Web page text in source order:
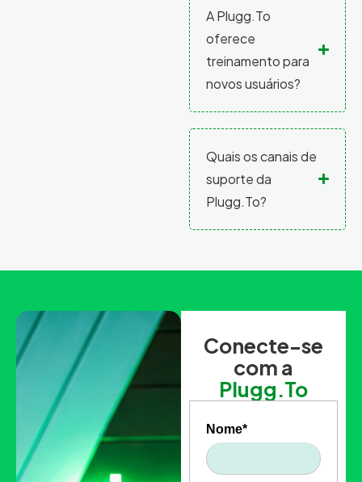
A Plugg.To
oferece
treinamento para
novos usuários?
Quais os canais de
suporte da
Plugg.To?
Conecte-se
com a
Plugg.To
Nome*